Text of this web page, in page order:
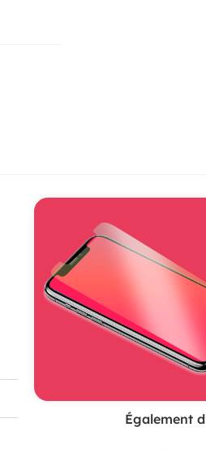
Également